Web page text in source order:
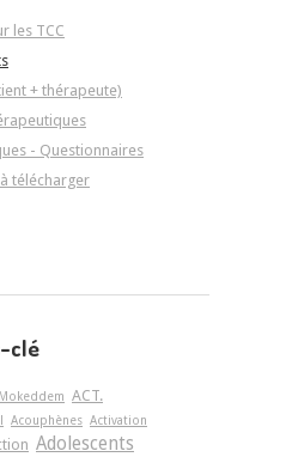
les TCC
+ thérapeute)
- Questionnaires
télécharger
clé
ACT.
Acouphènes Activation
Adolescents